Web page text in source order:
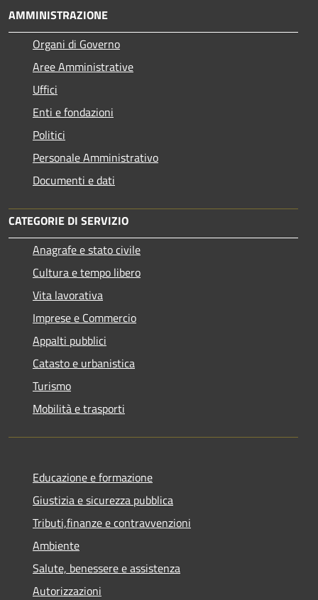
AMMINISTRAZIONE
Organi di Governo
Aree Amministrative
Uffici
Enti e fondazioni
Politici
Personale Amministrativo
Documenti e dati
CATEGORIE DI SERVIZIO
Anagrafe e stato civile
Cultura e tempo libero
Vita lavorativa
Imprese e Commercio
Appalti pubblici
Catasto e urbanistica
Turismo
Mobilità e trasporti
Educazione e formazione
Giustizia e sicurezza pubblica
Tributi,finanze e contravvenzioni
Ambiente
Salute, benessere e assistenza
Autorizzazioni